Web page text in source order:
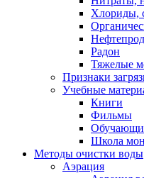
Хлориды,
Радон
Тяжелые
Признаки
Учебные
Книги
Фильмы
Школа
Методы очистки воды
Аэрация